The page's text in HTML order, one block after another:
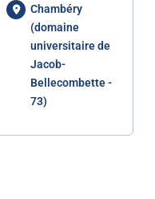
Chambéry
(domaine
universitaire de
Jacob-
Bellecombette -
73)